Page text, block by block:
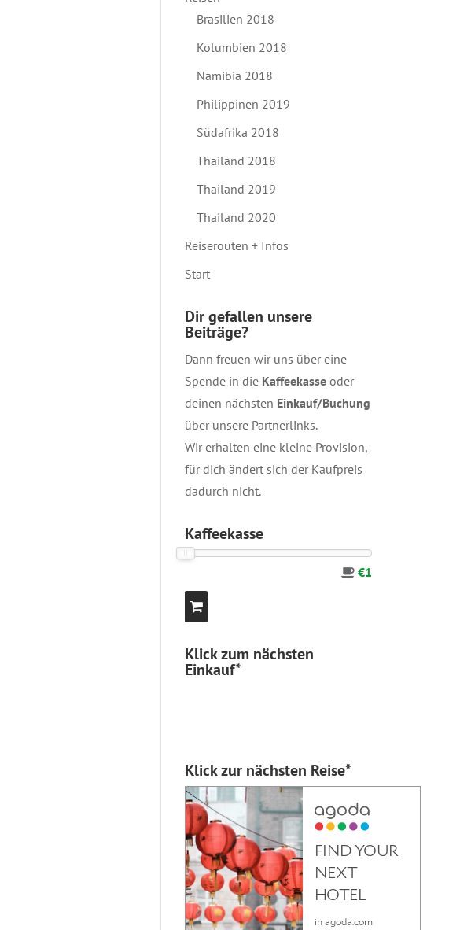
Brasilien 2018
Kolumbien 2018
Namibia 2018
Philippinen 2019
Südafrika 2018
Thailand 2018
Thailand 2019
Thailand 2020
Reiserouten + Infos
Start
Dir gefallen unsere
Beiträge?
Dann freuen wir uns über eine
Spende in die Kaffeekasseoder
deinen nächsten Einkauf/Buchung
über unsere Partnerlinks.
Wir erhalten eine kleine Provision,
für dich ändert sich der Kaufpreis
dadurch nicht.
Kaffeekasse
€1
Klick zum nächsten
Einkauf*
Klick zur nächsten Reise*